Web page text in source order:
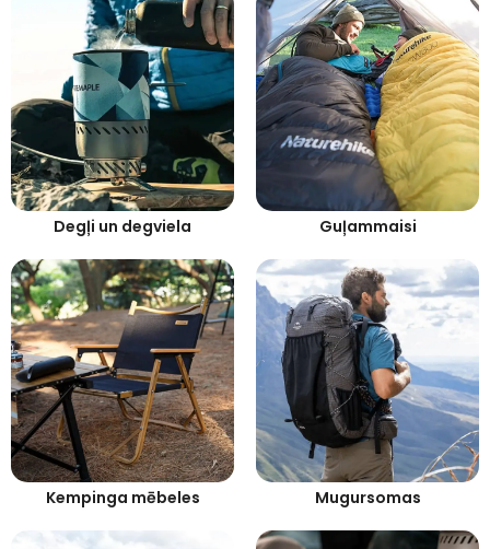
Degļi un degviela Guļammaisi
Kempinga mēbeles Mugursomas